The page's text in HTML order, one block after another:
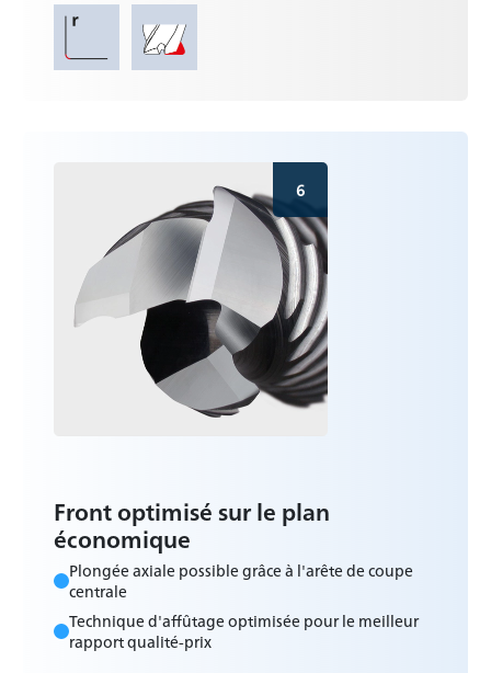
6
Front optimisé sur le plan
économique
Plongée axiale possible grâce à l'arête de coupe
centrale
Technique d'affûtage optimisée pour le meilleur
rapport qualité-prix